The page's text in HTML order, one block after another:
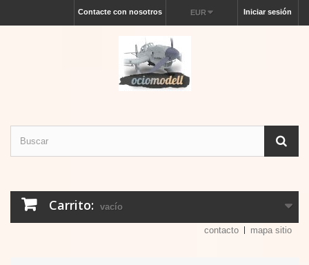
Iniciar sesión
EUR
Contacte con nosotros
Carrito: vacío
contacto mapa sitio